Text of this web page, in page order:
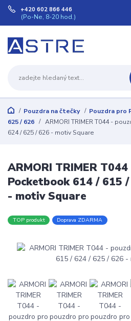
+420 602 866 446
(Po-Ne, 8-20 hod.)
Pouzdra na čtečky
Pouzdra pro
625 / 626
ARMORI TRIMER T044 -
624 / 625 / 626 - motiv Square
ARMORI TRIMER
Pocketbook 614 / 615
- motiv Square
TOP produkt Doprava ZDARMA